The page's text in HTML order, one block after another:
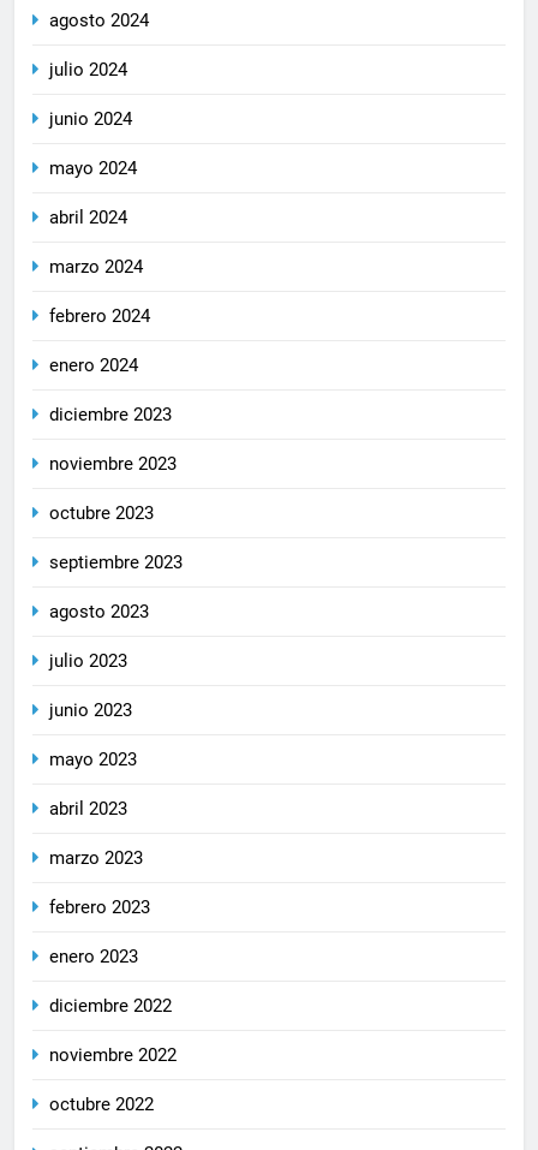
agosto 2024
julio 2024
junio 2024
mayo 2024
abril 2024
marzo 2024
febrero 2024
enero 2024
diciembre 2023
noviembre 2023
octubre 2023
septiembre 2023
agosto 2023
julio 2023
junio 2023
mayo 2023
abril 2023
marzo 2023
febrero 2023
enero 2023
diciembre 2022
noviembre 2022
octubre 2022